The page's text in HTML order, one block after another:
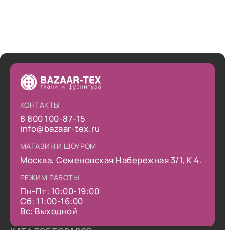
КОНТАКТЫ
8 800 100-87-15
info@bazaar-tex.ru
МАГАЗИН И ШОУРОМ
Москва, Семеновская Набережная 3/1, К 4.
РЕЖИМ РАБОТЫ
Пн-Пт: 10:00-19:00
Сб: 11:00-16:00
Вс: Выходной